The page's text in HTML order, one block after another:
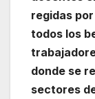
regidas
todos los
donde se
sectores